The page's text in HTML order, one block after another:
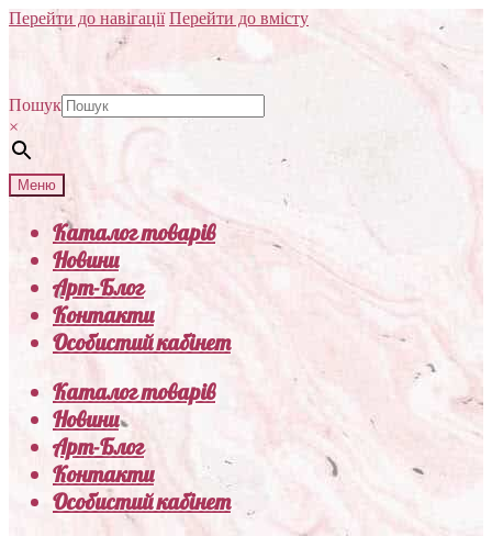
Перейти до навігації Перейти до вмісту
Пошук
×
Меню
Каталог товарів
Новини
Арт-Блог
Контакти
Особистий кабінет
Каталог товарів
Новини
Арт-Блог
Контакти
Особистий кабінет